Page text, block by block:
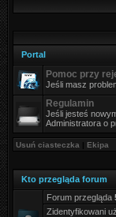
Portal
Pomoc przy
Jeśli masz
Regulamin
Jeśli jesteś
Administratora o
Usuń ciasteczka | Ekipa
Kto przegląda forum
Forum przegląda
Zidentyfikowani